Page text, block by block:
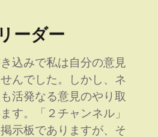
送
終
え
に
ーダー
込みで私は自分の意見
んでした。しかし、ネ
活発なる意見のやり取
す。「２チャンネル」
示板でありますが、そ